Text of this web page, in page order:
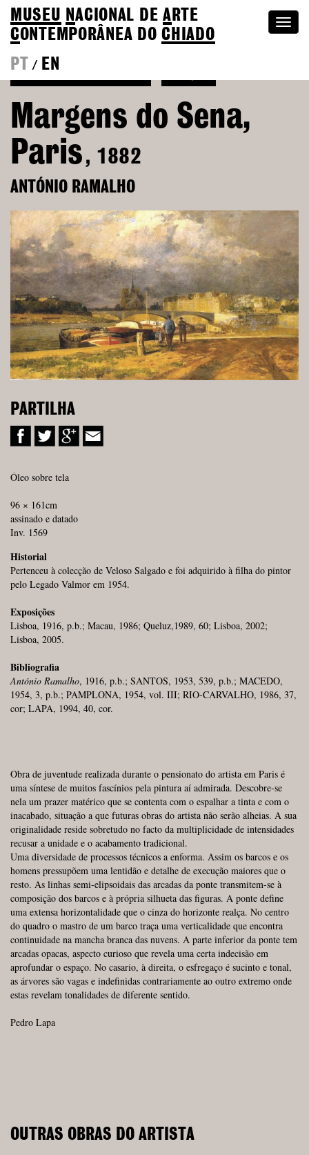
MUSEU NACIONAL DEA RTE
CONTEMPORÂNEA DOCHIADO
PT
/ EN
Margens do Sena,
Paris , 1882
ANTÓNIO RAMALHO
PARTILHA
Óleo sobre tela
96 × 161cm
assinado e datado
Inv. 1569
Historial
Pertenceu à colecção de Veloso Salgado e foi adquirido à filha do pintor
pelo Legado Valmor em 1954.
Exposições
Lisboa, 1916, p.b.; Macau, 1986; Queluz,1989, 60; Lisboa, 2002;
Lisboa, 2005.
Bibliografia
António Ramalho, 1916, p.b.; SANTOS, 1953, 539, p.b.; MACEDO,
1954, 3, p.b.; PAMPLONA, 1954, vol. III; RIO-CARVALHO, 1986, 37,
cor; LAPA, 1994, 40, cor.
Obra de juventude realizada durante o pensionato do artista em Paris é
uma síntese de muitos fascínios pela pintura aí admirada. Descobre-se
nela um prazer matérico que se contenta com o espalhar a tinta e com o
inacabado, situação a que futuras obras do artista não serão alheias. A sua
originalidade reside sobretudo no facto da multiplicidade de intensidades
recusar a unidade e o acabamento tradicional.
Uma diversidade de processos técnicos a enforma. Assim os barcos e os
homens pressupõem uma lentidão e detalhe de execução maiores que o
resto. As linhas semi-elipsoidais das arcadas da ponte transmitem-se à
composição dos barcos e à própria silhueta das figuras. A ponte define
uma extensa horizontalidade que o cinza do horizonte realça. No centro
do quadro o mastro de um barco traça uma verticalidade que encontra
continuidade na mancha branca das nuvens. A parte inferior da ponte tem
arcadas opacas, aspecto curioso que revela uma certa indecisão em
aprofundar o espaço. No casario, à direita, o esfregaço é sucinto e tonal,
as árvores são vagas e indefinidas contrariamente ao outro extremo onde
estas revelam tonalidades de diferente sentido.
Pedro Lapa
OUTRAS OBRAS DO ARTISTA